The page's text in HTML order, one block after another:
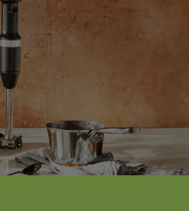
Registar agora